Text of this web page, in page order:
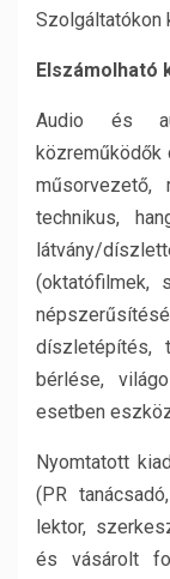
Szolgáltatókon
Elszámolható
Audio és
közreműködők
műsorvezető,
technikus,
látvány/
(oktatófilmek,
díszletépítés,
bérlése,
esetben
Nyomtatott
(PR
lektor,
és vásárolt